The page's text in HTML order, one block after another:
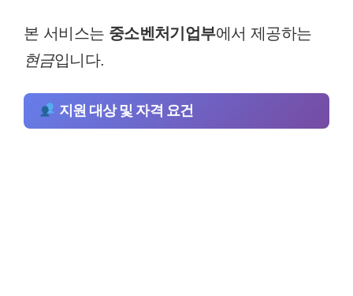
본 서비스는 중소벤처기업부에서 제공하는
현금입니다.
지원 대상 및 자격 요건